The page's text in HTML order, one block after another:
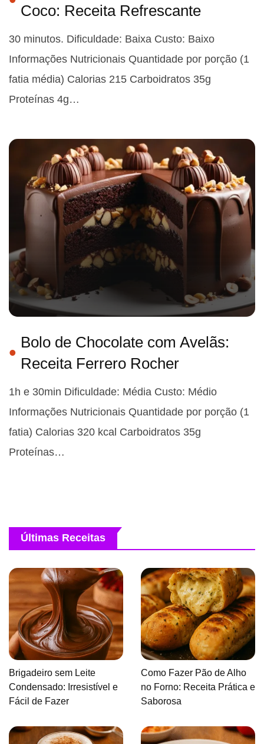
Coco: Receita Refrescante
30 minutos. Dificuldade: Baixa Custo: Baixo
Informações Nutricionais Quantidade por porção (1
fatia média) Calorias 215 Carboidratos 35g
Proteínas 4g…
Bolo de Chocolate com Avelãs:
Receita Ferrero Rocher
1h e 30min Dificuldade: Média Custo: Médio
Informações Nutricionais Quantidade por porção (1
fatia) Calorias 320 kcal Carboidratos 35g
Proteínas…
Últimas Receitas
Brigadeiro sem Leite
Condensado: Irresistível e
Fácil de Fazer
Como Fazer Pão de Alho
no Forno: Receita Prática e
Saborosa